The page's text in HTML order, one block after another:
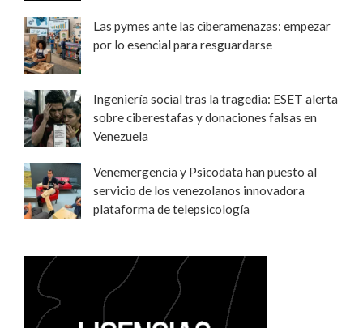
Las pymes ante las ciberamenazas: empezar
por lo esencial para resguardarse
Ingeniería social tras la tragedia: ESET alerta
sobre ciberestafas y donaciones falsas en
Venezuela
Venemergencia y Psicodata han puesto al
servicio de los venezolanos innovadora
plataforma de telepsicología